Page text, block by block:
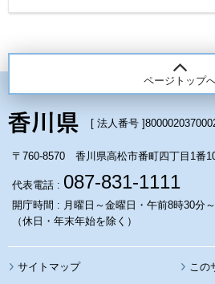
ページトップ
[ 法人番号 ]
〒760-8570 香川県高松市番町四丁目1番
代表電話 : 087-831-1111
開庁時間 : 月曜日～金曜日・午前8時30分
（休日・年末年始を除く）
サイトマップ この